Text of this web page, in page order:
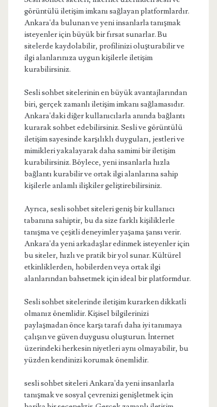
görüntülü iletişim imkanı sağlayan platformlardır.
Ankara'da bulunan ve yeni insanlarla tanışmak
isteyenler için büyük bir fırsat sunarlar. Bu
sitelerde kaydolabilir, profilinizi oluşturabilir ve
ilgi alanlarınıza uygun kişilerle iletişim
kurabilirsiniz.
Sesli sohbet sitelerinin en büyük avantajlarından
biri, gerçek zamanlı iletişim imkanı sağlamasıdır.
Ankara'daki diğer kullanıcılarla anında bağlantı
kurarak sohbet edebilirsiniz. Sesli ve görüntülü
iletişim sayesinde karşılıklı duyguları, jestleri ve
mimikleri yakalayarak daha samimi bir iletişim
kurabilirsiniz. Böylece, yeni insanlarla hızla
bağlantı kurabilir ve ortak ilgi alanlarına sahip
kişilerle anlamlı ilişkiler geliştirebilirsiniz.
Ayrıca, sesli sohbet siteleri geniş bir kullanıcı
tabanına sahiptir, bu da size farklı kişiliklerle
tanışma ve çeşitli deneyimler yaşama şansı verir.
Ankara'da yeni arkadaşlar edinmek isteyenler için
bu siteler, hızlı ve pratik bir yol sunar. Kültürel
etkinliklerden, hobilerden veya ortak ilgi
alanlarından bahsetmek için ideal bir platformdur.
Sesli sohbet sitelerinde iletişim kurarken dikkatli
olmanız önemlidir. Kişisel bilgilerinizi
paylaşmadan önce karşı tarafı daha iyi tanımaya
çalışın ve güven duygusu oluşturun. İnternet
üzerindeki herkesin niyetleri aynı olmayabilir, bu
yüzden kendinizi korumak önemlidir.
sesli sohbet siteleri Ankara'da yeni insanlarla
tanışmak ve sosyal çevrenizi genişletmek için